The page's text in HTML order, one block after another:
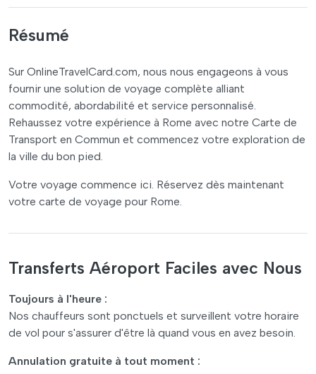
Résumé
Sur OnlineTravelCard.com, nous nous engageons à vous
fournir une solution de voyage complète alliant
commodité, abordabilité et service personnalisé.
Rehaussez votre expérience à Rome avec notre Carte de
Transport en Commun et commencez votre exploration de
la ville du bon pied.
Votre voyage commence ici. Réservez dès maintenant
votre carte de voyage pour Rome.
Transferts Aéroport Faciles avec Nous
Toujours à l'heure :
Nos chauffeurs sont ponctuels et surveillent votre horaire
de vol pour s'assurer d'être là quand vous en avez besoin.
Annulation gratuite à tout moment :